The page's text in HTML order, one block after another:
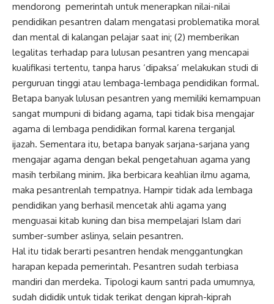
mendorong pemerintah untuk menerapkan nilai-nilai
pendidikan pesantren dalam mengatasi problematika moral
dan mental di kalangan pelajar saat ini; (2) memberikan
legalitas terhadap para lulusan pesantren yang mencapai
kualifikasi tertentu, tanpa harus ‘dipaksa’ melakukan studi di
perguruan tinggi atau lembaga-lembaga pendidikan formal.
Betapa banyak lulusan pesantren yang memiliki kemampuan
sangat mumpuni di bidang agama, tapi tidak bisa mengajar
agama di lembaga pendidikan formal karena terganjal
ijazah. Sementara itu, betapa banyak sarjana-sarjana yang
mengajar agama dengan bekal pengetahuan agama yang
masih terbilang minim. Jika berbicara keahlian ilmu agama,
maka pesantrenlah tempatnya. Hampir tidak ada lembaga
pendidikan yang berhasil mencetak ahli agama yang
menguasai kitab kuning dan bisa mempelajari Islam dari
sumber-sumber aslinya, selain pesantren.
Hal itu tidak berarti pesantren hendak menggantungkan
harapan kepada pemerintah. Pesantren sudah terbiasa
mandiri dan merdeka. Tipologi kaum santri pada umumnya,
sudah dididik untuk tidak terikat dengan kiprah-kiprah